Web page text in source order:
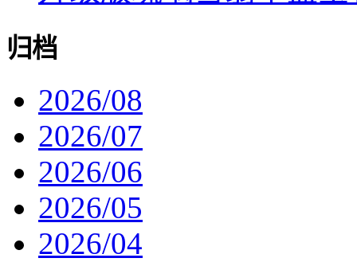
归档
2026/08
2026/07
2026/06
2026/05
2026/04